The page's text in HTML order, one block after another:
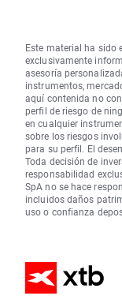
Este material ha sido
exclusivamente
asesoría
instrumentos,
aquí contenida no
perfil de riesgo de
en cualquier
sobre los riesgos
para su perfil. El
Toda decisión de
responsabilidad
SpA no se hace
incluidos daños
uso o confianza